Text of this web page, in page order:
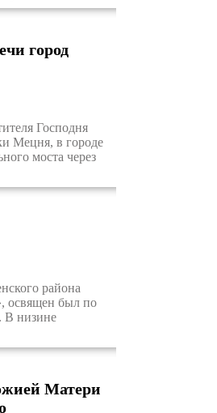
город
Господня
Мецня, в городе
моста через
района
освящен был по
В низине
Матери